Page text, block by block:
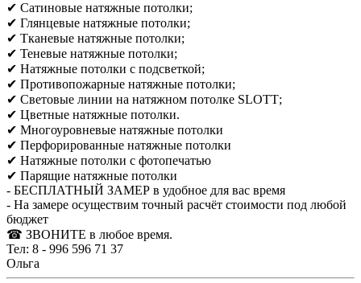
✔ Сатиновые натяжные потолки;
✔ Глянцевые натяжные потолки;
✔ Тканевые натяжные потолки;
✔ Теневые натяжные потолки;
✔ Натяжные потолки с подсветкой;
✔ Противопожарные натяжные потолки;
✔ Световые линии на натяжном потолке SLОТТ;
✔ Цветные натяжные потолки.
✔ Многоуровневые натяжные потолки
✔ Перфорированные натяжные потолки
✔ Натяжные потолки с фотопечатью
✔ Парящие натяжные потолки
- БЕСПЛАТНЫЙ ЗАМЕР в удобное для вас время
- На замере осуществим точный расчёт стоимости под любой
бюджет
☎ ЗВОНИТЕ в любое время.
Тел: 8 - 996 596 71 37
Ольга